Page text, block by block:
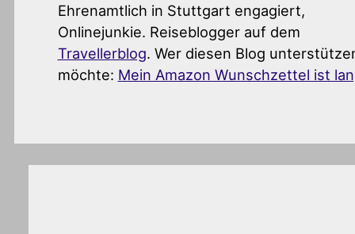
Ehrenamtlich in Stuttgart engagiert,
Onlinejunkie. Reiseblogger auf dem
Travellerblog. Wer diesen Blog
möchte: Mein Amazon Wunschzettel ist